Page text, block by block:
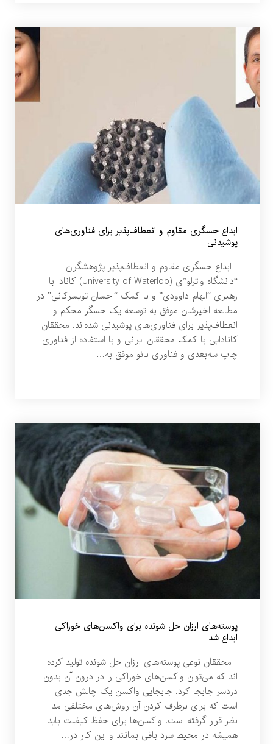
ابداع حسگری مقاوم و انعطاف‌پذیر برای فناوری‌های
پوشیدنی
ابداع حسگری مقاوم و انعطاف‌پذیر پژوهشگران
“دانشگاه واترلو”ی (University of Waterloo) کانادا با
رهبری “الهام داوودی” و با کمک “احسان تویسرکانی” در
مطالعه اخیرشان موفق به توسعه یک حسگر محکم و
انعطاف‌پذیر برای فناوری‌های پوشیدنی شده‌اند. محققان
کانادایی با کمک محققان ایرانی و با استفاده از فناوری
چاپ سه‌بعدی و فناوری نانو موفق به…
پوسته‌های ارزان حل شونده برای واکسن‌های خوراکی
ابداع شد
محققان نوعی پوسته‌های ارزان حل شونده تولید کرده
اند که می‌توان واکسن‌های خوراکی را در درون آن بدون
دردسر جابجا کرد. جابجایی واکسن یک چالش جدی
است که برای برطرف کردن آن روش‌های مختلفی مد
نظر قرار گرفته است. واکسن‌ها برای حفظ کیفیت باید
همیشه در محیط سرد باقی بمانند و این کار در…